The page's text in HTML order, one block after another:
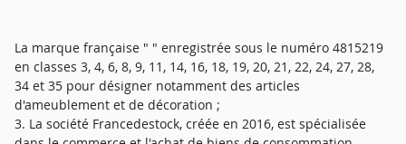
La marque française " " enregistrée sous le numéro 4815219
en classes 3, 4, 6, 8, 9, 11, 14, 16, 18, 19, 20, 21, 22, 24, 27, 28,
34 et 35 pour désigner notamment des articles
d'ameublement et de décoration ;
3. La société Francedestock, créée en 2016, est spécialisée